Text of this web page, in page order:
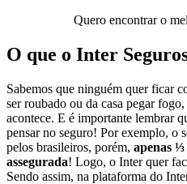
Quero encontrar o
O que o Inter
Sabemos que ninguém quer ficar
ser roubado ou da casa pegar
acontece. E é importante lembrar
pensar no seguro! Por exemplo, o
pelos brasileiros, porém, apenas
assegurada! Logo, o Inter quer
Sendo assim, na plataforma do